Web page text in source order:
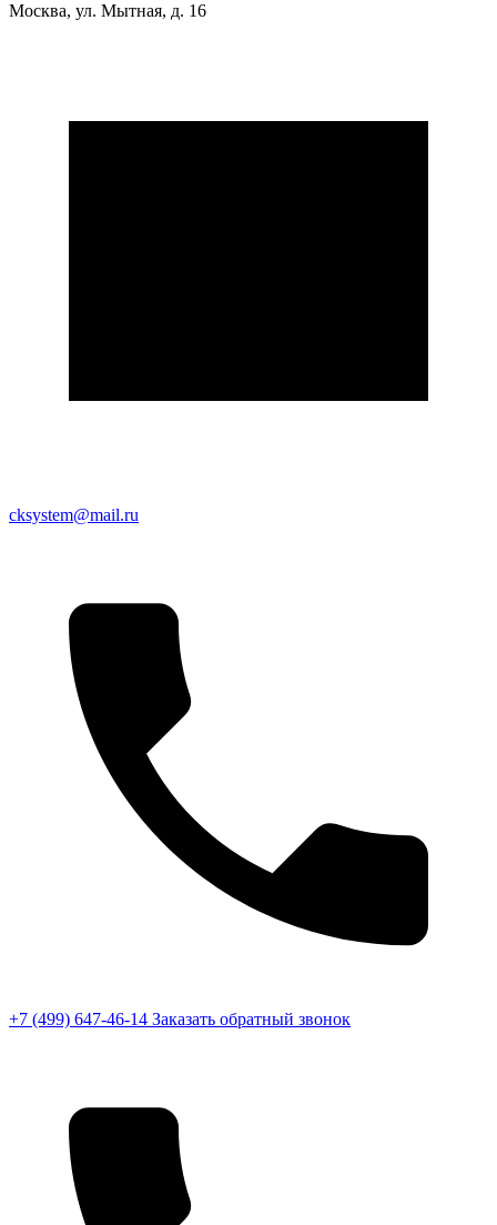
Москва, ул. Мытная, д. 16
cksystem@mail.ru
+7 (499) 647-46-14 Заказать обратный звонок